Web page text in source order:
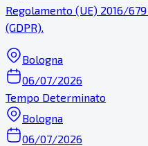
Regolamento (UE) 2016/
(GDPR).
Bologna
06/07/2026
Tempo Determinato
Bologna
06/07/2026